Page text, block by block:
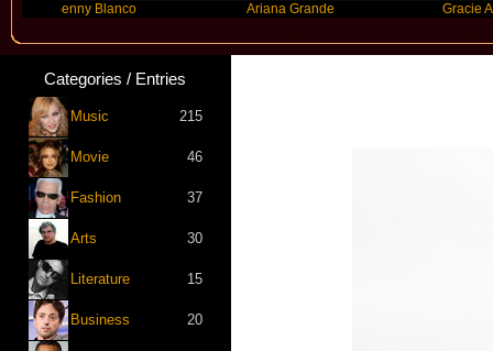
Blanco Ariana Grande Gracie Abrams
Categories / Entries
Music 215
Movie 46
Fashion 37
Arts 30
Literature 15
Business 20